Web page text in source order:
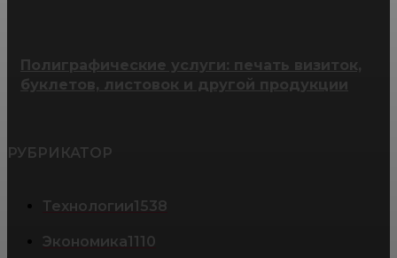
Полиграфические услуги: печать визиток,
буклетов, листовок и другой продукции
РУБРИКАТОР
Технологии1538
Экономика1110